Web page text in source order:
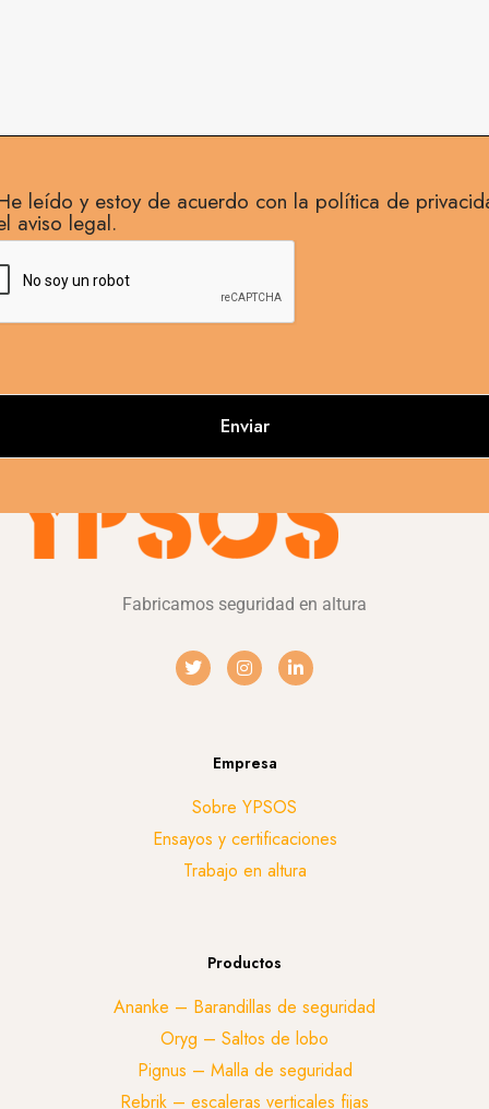
leído y estoy de acuerdo con la política de
aviso legal.
Fabricamos seguridad en altura
Empresa
Sobre YPSOS
Ensayos y certificaciones
Trabajo en altura
Productos
Ananke – Barandillas de seguridad
Oryg – Saltos de lobo
Pignus – Malla de seguridad
Rebrik – escaleras verticales fijas